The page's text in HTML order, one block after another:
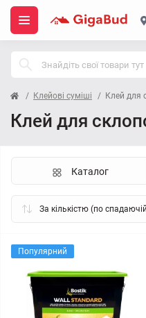
Клейові суміші Клей для
Клей для
Каталог
Популярний